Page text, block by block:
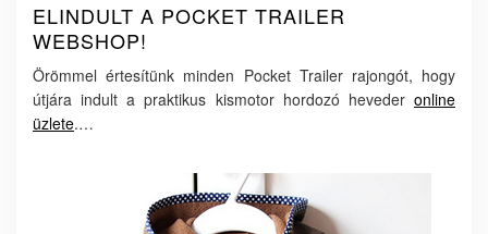
ELINDULT A POCKET TRAILER
WEBSHOP!
Örömmel értesítünk minden Pocket Trailer rajongót, hogy
útjára indult a praktikus kismotor hordozó heveder online
üzlete.…